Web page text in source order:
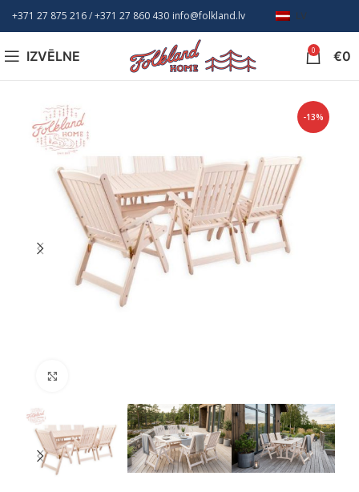
+371 27 875 216/ +371 27 860 430 info@folkland.lv LV
IZVĒLNE 0 €0
-13%